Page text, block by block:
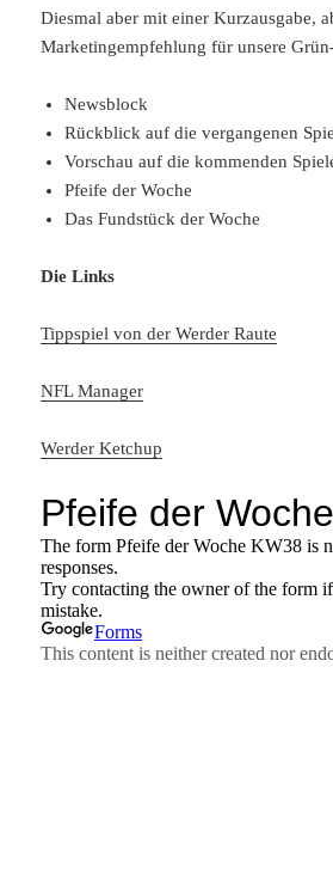
Diesmal aber mit einer Kurzausgabe,
Marketingempfehlung für unsere
Newsblock
Rückblick auf die vergangenen
Vorschau auf die kommenden
Pfeife der Woche
Das Fundstück der Woche
Die Links
Tippspiel von der Werder Raute
NFL Manager
Werder Ketchup